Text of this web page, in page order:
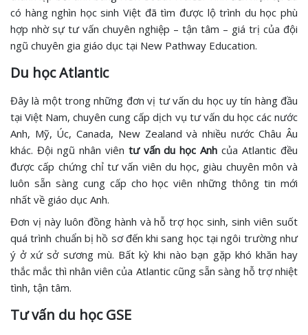
có hàng nghìn học sinh Việt đã tìm được lộ trình du học phù
hợp nhờ sự tư vấn chuyên nghiệp – tận tâm – giá trị của đội
ngũ chuyên gia giáo dục tại New Pathway Education.
Du học Atlantic
Đây là một trong những đơn vị tư vấn du học uy tín hàng đầu
tại Việt Nam, chuyên cung cấp dịch vụ tư vấn du học các nước
Anh, Mỹ, Úc, Canada, New Zealand và nhiều nước Châu Âu
khác. Đội ngũ nhân viên tư vấn du học Anhcủa Atlantic đều
được cấp chứng chỉ tư vấn viên du học, giàu chuyên môn và
luôn sẵn sàng cung cấp cho học viên những thông tin mới
nhất về giáo dục Anh.
Đơn vị này luôn đồng hành và hỗ trợ học sinh, sinh viên suốt
quá trình chuẩn bị hồ sơ đến khi sang học tại ngôi trường như
ý ở xứ sở sương mù. Bất kỳ khi nào bạn gặp khó khăn hay
thắc mắc thì nhân viên của Atlantic cũng sẵn sàng hỗ trợ nhiệt
tình, tận tâm.
Tư vấn du học GSE